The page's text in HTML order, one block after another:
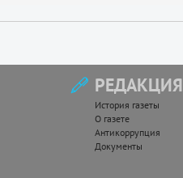
РЕДАКЦИЯ
История газеты
О газете
Антикоррупция
Документы